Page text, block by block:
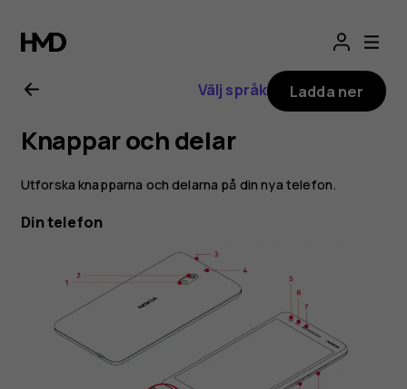
för
Nokia
2.1
Välj språk Ladda ner
Knappar och delar
Utforska knapparna och delarna på din nya telefon.
Din telefon